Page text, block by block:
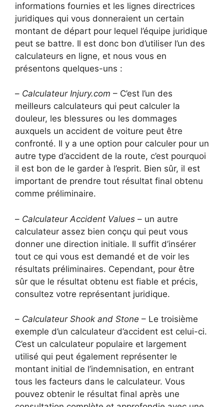
informations fournies et les lignes directrices
juridiques qui vous donneraient un certain
montant de départ pour lequel l’équipe juridique
peut se battre. Il est donc bon d’utiliser l’un des
calculateurs en ligne, et nous vous en
présentons quelques-uns :
– Calculateur Injury.com – C’est l’un des
meilleurs calculateurs qui peut calculer la
douleur, les blessures ou les dommages
auxquels un accident de voiture peut être
confronté. Il y a une option pour calculer pour un
autre type d’accident de la route, c’est pourquoi
il est bon de le garder à l’esprit. Bien sûr, il est
important de prendre tout résultat final obtenu
comme préliminaire.
– Calculateur Accident Values – un autre
calculateur assez bien conçu qui peut vous
donner une direction initiale. Il suffit d’insérer
tout ce qui vous est demandé et de voir les
résultats préliminaires. Cependant, pour être
sûr que le résultat obtenu est fiable et précis,
consultez votre représentant juridique.
– Calculateur Shook and Stone – Le troisième
exemple d’un calculateur d’accident est celui-ci.
C’est un calculateur populaire et largement
utilisé qui peut également représenter le
montant initial de l’indemnisation, en entrant
tous les facteurs dans le calculateur. Vous
pouvez obtenir le résultat final après une